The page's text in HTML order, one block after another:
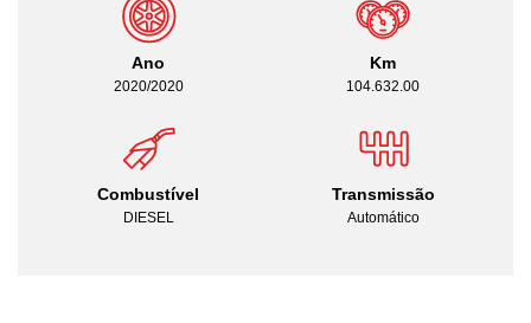
Ano
2020/2020
Km
104.632.00
Combustível
DIESEL
Transmissão
Automático